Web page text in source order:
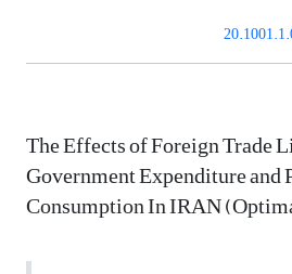
The Effects of Foreign Trade
Government Expenditure and
Consumption In IRAN